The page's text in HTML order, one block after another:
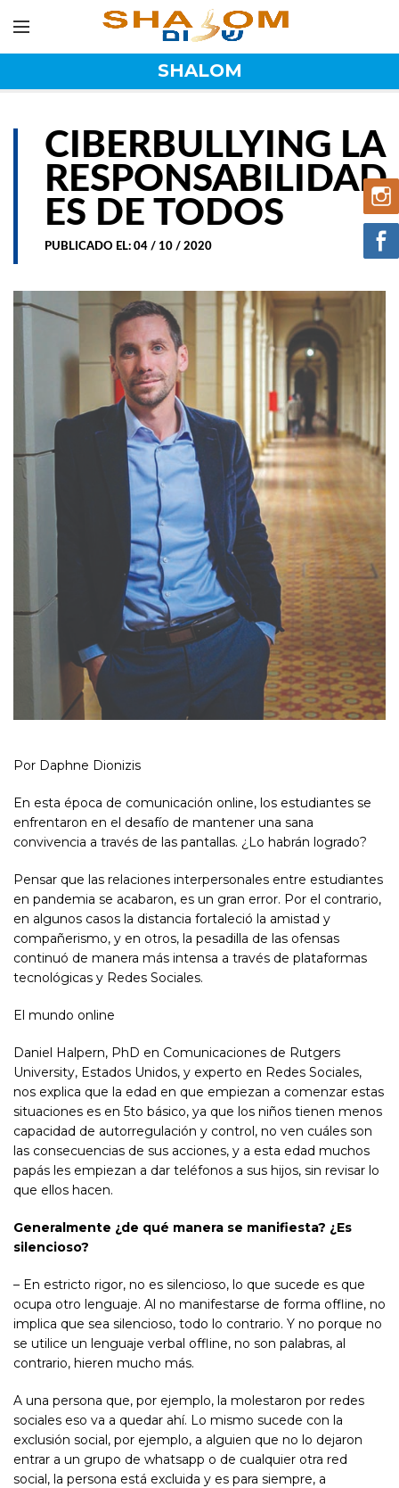
SHALOM
CIBERBULLYING LA
RESPONSABILIDAD
ES DE TODOS
PUBLICADO EL: 04 / 10 / 2020
Por Daphne Dionizis
En esta época de comunicación online, los estudiantes se
enfrentaron en el desafío de mantener una sana
convivencia a través de las pantallas. ¿Lo habrán logrado?
Pensar que las relaciones interpersonales entre estudiantes
en pandemia se acabaron, es un gran error. Por el contrario,
en algunos casos la distancia fortaleció la amistad y
compañerismo, y en otros, la pesadilla de las ofensas
continuó de manera más intensa a través de plataformas
tecnológicas y Redes Sociales.
El mundo online
Daniel Halpern, PhD en Comunicaciones de Rutgers
University, Estados Unidos, y experto en Redes Sociales,
nos explica que la edad en que empiezan a comenzar estas
situaciones es en 5to básico, ya que los niños tienen menos
capacidad de autorregulación y control, no ven cuáles son
las consecuencias de sus acciones, y a esta edad muchos
papás les empiezan a dar teléfonos a sus hijos, sin revisar lo
que ellos hacen.
Generalmente ¿de qué manera se manifiesta? ¿Es
silencioso?
– En estricto rigor, no es silencioso, lo que sucede es que
ocupa otro lenguaje. Al no manifestarse de forma offline, no
implica que sea silencioso, todo lo contrario. Y no porque no
se utilice un lenguaje verbal offline, no son palabras, al
contrario, hieren mucho más.
A una persona que, por ejemplo, la molestaron por redes
sociales eso va a quedar ahí. Lo mismo sucede con la
exclusión social, por ejemplo, a alguien que no lo dejaron
entrar a un grupo de whatsapp o de cualquier otra red
social, la persona está excluida y es para siempre, a